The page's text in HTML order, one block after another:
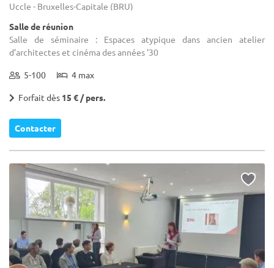
Uccle - Bruxelles-Capitale (BRU)
Salle de réunion
Salle de séminaire : Espaces atypique dans ancien atelier
d’architectes et cinéma des années '30
5-100 4 max
Forfait dès 15 € / pers.
Contacter